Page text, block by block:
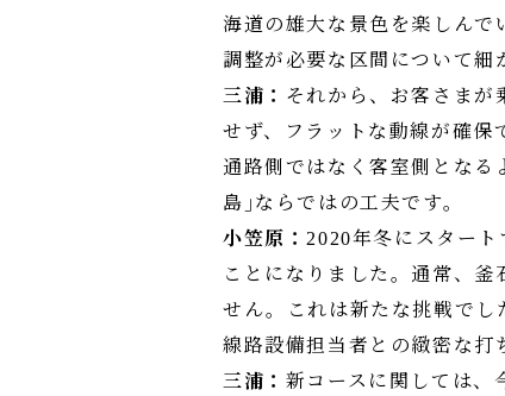
海道の雄大な景色を楽しんで
調整が必要な区間について細
三浦： それから、お客さまが
せず、フラットな動線が確保
通路側ではなく客室側とな
島｣ならではの工夫です。
小笠原： 2020年冬にスター
ことになりました。通常、
せん。これは新たな挑戦でし
線路設備担当者との緻密な打
三浦： 新コースに関しては、